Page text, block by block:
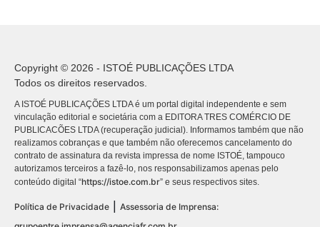
Copyright © 2026 - ISTOÉ PUBLICAÇÕES LTDA
Todos os direitos reservados.
A ISTOÉ PUBLICAÇÕES LTDA é um portal digital independente e sem
vinculação editorial e societária com a EDITORA TRES COMÉRCIO DE
PUBLICACÕES LTDA (recuperação judicial). Informamos também que não
realizamos cobranças e que também não oferecemos cancelamento do
contrato de assinatura da revista impressa de nome ISTOÉ, tampouco
autorizamos terceiros a fazê-lo, nos responsabilizamos apenas pelo
conteúdo digital “https://istoe.com.br” e seus respectivos sites.
Política de Privacidade | Assessoria de Imprensa: